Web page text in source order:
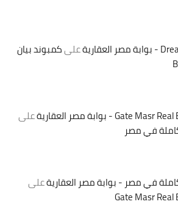
علىكمبوند بيان
على
في مصر
في مصر - بوابة مصر العقاريةعلى